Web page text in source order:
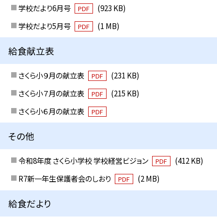
学校だより6月号
PDF
(923 KB)
学校だより5月号
PDF (1 MB)
給食献立表
さくら小９月の献立表 PDF
(231 KB)
さくら小７月の献立表
PDF
(215 KB)
さくら小６月の献立表
PDF
その他
令和8年度 さくら小学校 学校経営ビジョン PDF
(412 KB)
R7新一年生保護者会のしおり
PDF (2 MB)
給食だより